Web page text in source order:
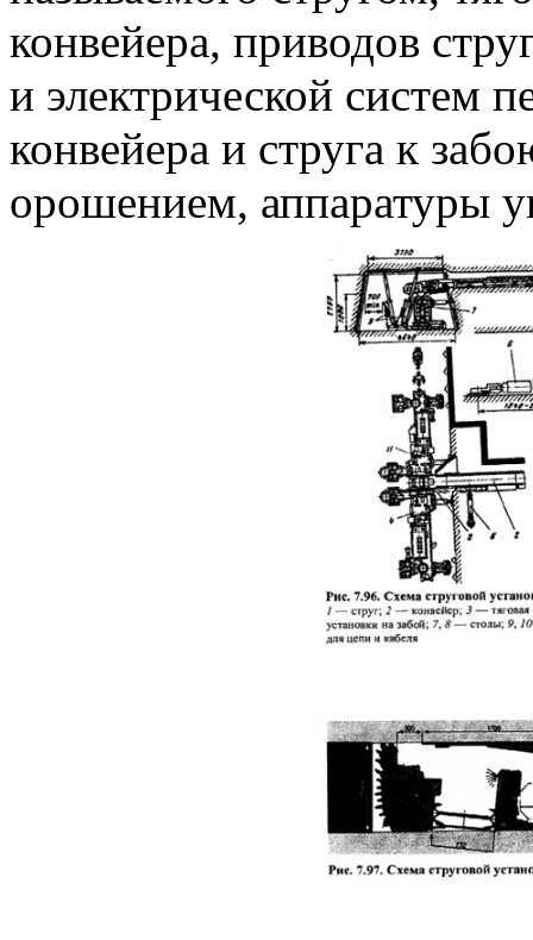
конвейера, приводов
и электрической систем
конвейера и струга к
орошением, аппаратуры